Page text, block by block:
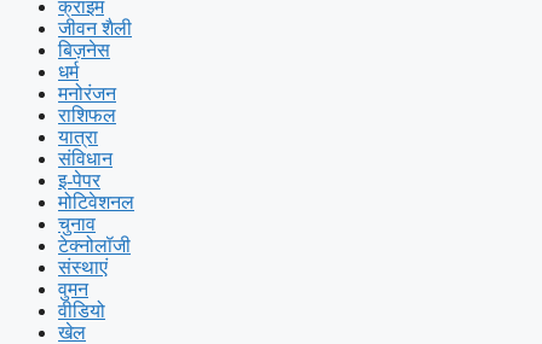
क्राइम
जीवन शैली
बिज़नेस
धर्म
मनोरंजन
राशिफल
यात्रा
संविधान
इ-पेपर
मोटिवेशनल
चुनाव
टेक्नोलॉजी
संस्थाएं
वुमन
वीडियो
खेल